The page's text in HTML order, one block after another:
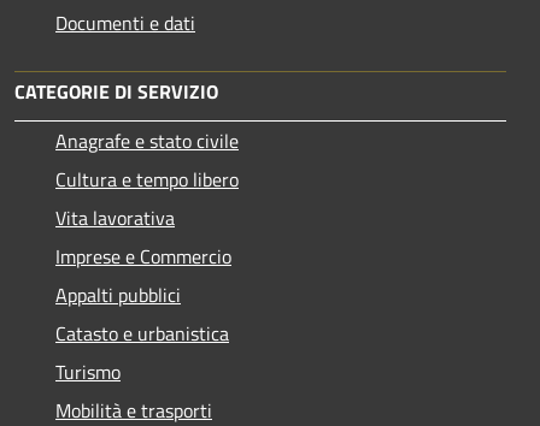
Documenti e dati
CATEGORIE DI SERVIZIO
Anagrafe e stato civile
Cultura e tempo libero
Vita lavorativa
Imprese e Commercio
Appalti pubblici
Catasto e urbanistica
Turismo
Mobilità e trasporti